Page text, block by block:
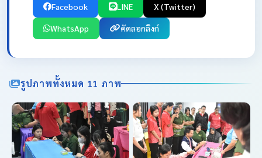
Facebook LINE X (Twitter)
WhatsApp คัดลอกลิงก์
รูปภาพทั้งหมด 11 ภาพ